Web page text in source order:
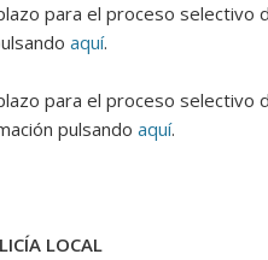
para el proceso selectivo
aquí.
para el proceso selectivo
pulsando aquí.
LOCAL